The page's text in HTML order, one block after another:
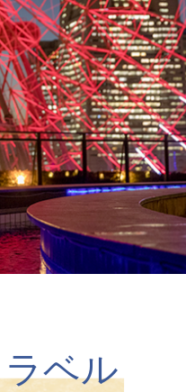
ベル